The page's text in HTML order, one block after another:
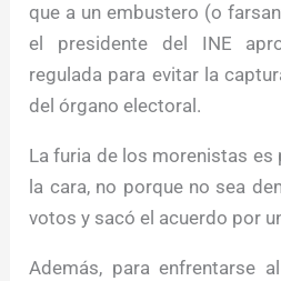
que a un embustero (o
el presidente del INE
regulada para evitar la
del órgano electoral.
La furia de los morenistas es
la cara, no porque no sea
votos y sacó el acuerdo por
Además, para enfrentarse